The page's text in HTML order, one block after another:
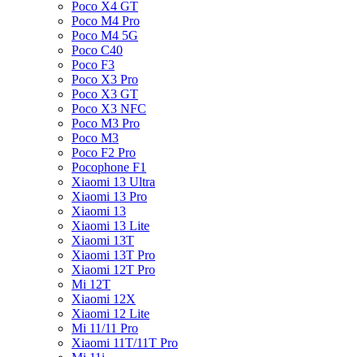
Poco X4 GT
Poco M4 Pro
Poco M4 5G
Poco C40
Poco F3
Poco X3 Pro
Poco X3 GT
Poco X3 NFC
Poco M3 Pro
Poco M3
Poco F2 Pro
Pocophone F1
Xiaomi 13 Ultra
Xiaomi 13 Pro
Xiaomi 13
Xiaomi 13 Lite
Xiaomi 13T
Xiaomi 13T Pro
Xiaomi 12T Pro
Mi 12T
Xiaomi 12X
Xiaomi 12 Lite
Mi 11/11 Pro
Xiaomi 11T/11T Pro